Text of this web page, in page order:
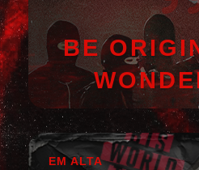
BE
EM ALTA